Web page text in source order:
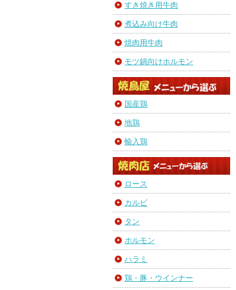
すき焼き用牛肉
煮込み向け牛肉
焼肉用牛肉
モツ鍋向けホルモン
国産鶏
地鶏
輸入鶏
ロース
カルビ
タン
ホルモン
ハラミ
鶏・豚・ウインナー